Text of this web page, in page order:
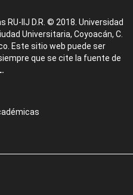
IIJ D.R. © 2018. Universidad
Universitaria, Coyoacán, C.
Este sitio web puede ser
que se cite la fuente de